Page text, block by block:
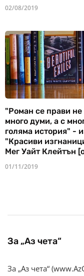
02/08/2019
"Роман се прави не
много думи, а с
голяма история" -
"Красиви
Мег Уайт Клейтън
01/11/2019
За „Аз чета“
За „Аз чета“